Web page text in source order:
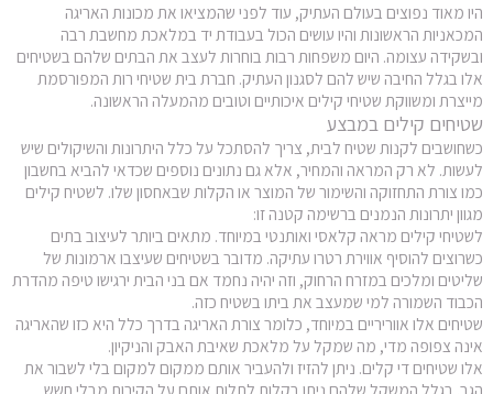
היו מאוד נפוצים בעולם העתיק, עוד לפני שהמציאו את מכונות האריגה
המכאניות הראשונות והיו עושים הכול בעבודת יד במלאכת מחשבת רבה
ובשקידה עצומה. היום משפחות רבות בוחרות לעצב את הבתים שלהם בשטיחים
אלו בגלל החיבה שיש להם לסגנון העתיק. חברת בית שטיחי רות המפורסמת
מייצרת ומשווקת שטיחי קילים איכותיים וטובים מהמעלה הראשונה.
שטיחים קילים במבצע
כשחושבים לקנות שטיח לבית, צריך להסתכל על כלל היתרונות והשיקולים שיש
לעשות. לא רק המראה והמחיר, אלא גם נתונים נוספים שכדאי להביא בחשבון
כמו צורת התחזוקה והשימור של המוצר או הקלות שבאחסון שלו. לשטיח קילים
מגוון יתרונות הנמנים ברשימה קטנה זו:
לשטיחי קילים מראה קלאסי ואותנטי במיוחד. מתאים ביותר לעיצוב בתים
כשרוצים להוסיף אווירת רטרו עתיקה. מדובר בשטיחים שעיצבו ארמונות של
שליטים ומלכים במזרח הרחוק, וזה יהיה נחמד אם בני הבית ירגישו טיפה מהדרת
הכבוד השמורה למי שמעצב את ביתו בשטיח כזה.
שטיחים אלו אווריריים במיוחד, כלומר צורת האריגה בדרך כלל היא כזו שהאריגה
אינה צפופה מדי, מה שמקל על מלאכת שאיבת האבק והניקיון.
אלו שטיחים די קלים. ניתן להזיז ולהעביר אותם ממקום למקום בלי לשבור את